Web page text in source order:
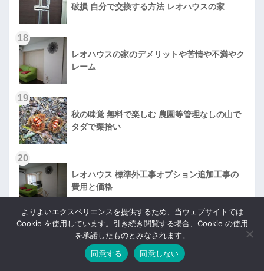
破損 自分で交換する方法 レオハウスの家
18
レオハウスの家のデメリットや苦情や不満やク
レーム
19
秋の味覚 無料で楽しむ 農園等管理なしの山で
タダで栗拾い
20
レオハウス 標準外工事オプション追加工事の
費用と価格
21 ヘルシーホームの坪単価や価格
インテリア・バーの設置方法 スノーボードの
よりよいエクスペリエンスを提供するため、当ウェブサイトでは
Cookie を使用しています。引き続き閲覧する場合、Cookie の使用
を承諾したものとみなされます。
同意する
同意しない